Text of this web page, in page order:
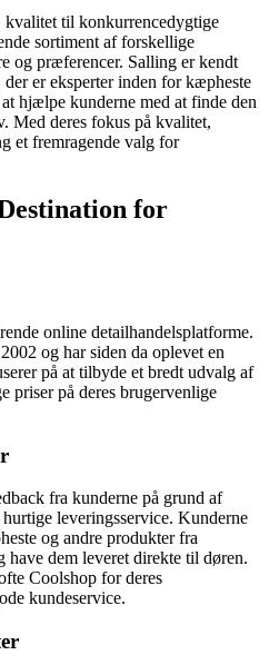
til konkurrencedygtige
sortiment af forskellige
og præferencer. Salling er kendt
der er eksperter inden for kæpheste
hjælpe kunderne med at finde den
Med deres fokus på kvalitet,
et fremragende valg for
for
online detailhandelsplatforme.
og har siden da oplevet en
på at tilbyde et bredt udvalg af
priser på deres brugervenlige
fra kunderne på grund af
leveringsservice. Kunderne
og andre produkter fra
have dem leveret direkte til døren.
Coolshop for deres
kundeservice.